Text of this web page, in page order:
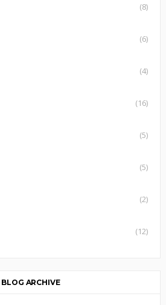
(8)
(6)
(4)
(16)
(5)
(5)
(2)
(12)
BLOG ARCHIVE